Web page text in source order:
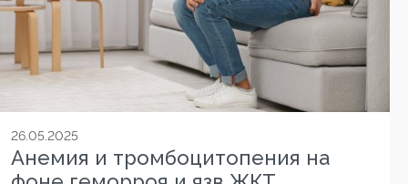
26.05.2025
Анемия и тромбоцитопения на